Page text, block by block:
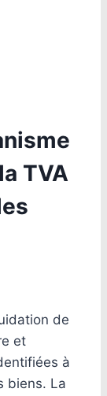
TVA
de
et
à
biens. La